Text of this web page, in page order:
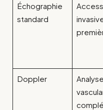
Échographie
standard
Doppler